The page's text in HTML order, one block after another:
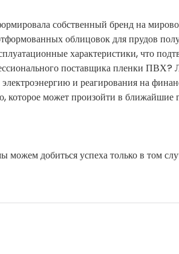
собственный бренд на
облицовок для прудов
характеристики, что
поставщика пленки
и реагирования на
которое может произойти в
добиться успеха только в том